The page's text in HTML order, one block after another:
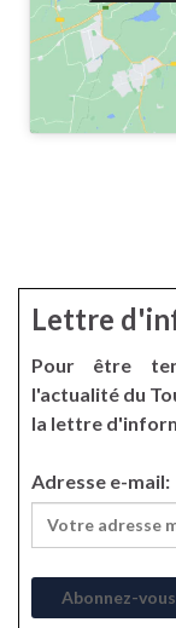
Lettre
Pour être
l'actualité du
la lettre
Adresse e-mail: